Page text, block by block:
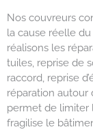
Nos couvreurs
la cause réelle
réalisons les
tuiles, reprise de
raccord, reprise
réparation autour
permet de limiter
fragilise le